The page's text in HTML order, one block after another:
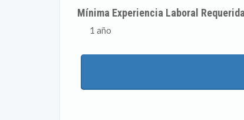
Mínima Experiencia Laboral Requerida
1 año